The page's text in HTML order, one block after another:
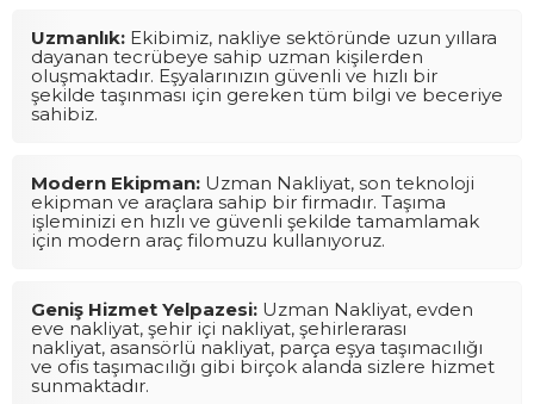
Uzmanlık: Ekibimiz, nakliye sektöründe uzun yıllara
dayanan tecrübeye sahip uzman kişilerden
oluşmaktadır. Eşyalarınızın güvenli ve hızlı bir
şekilde taşınması için gereken tüm bilgi ve beceriye
sahibiz.
Modern Ekipman: Uzman Nakliyat, son teknoloji
ekipman ve araçlara sahip bir firmadır. Taşıma
işleminizi en hızlı ve güvenli şekilde tamamlamak
için modern araç filomuzu kullanıyoruz.
Geniş Hizmet Yelpazesi: Uzman Nakliyat, evden
eve nakliyat, şehir içi nakliyat, şehirlerarası
nakliyat, asansörlü nakliyat, parça eşya taşımacılığı
ve ofis taşımacılığı gibi birçok alanda sizlere hizmet
sunmaktadır.